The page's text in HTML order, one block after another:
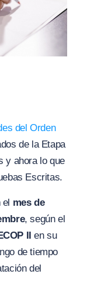
del Orden
de la Etapa
y ahora lo que
Escritas.
el mes de
, según el
II en su
de tiempo
del